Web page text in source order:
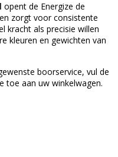
opent de Energize de
zorgt voor consistente
kracht als precisie willen
kleuren en gewichten van
boorservice, vul de
toe aan uw winkelwagen.